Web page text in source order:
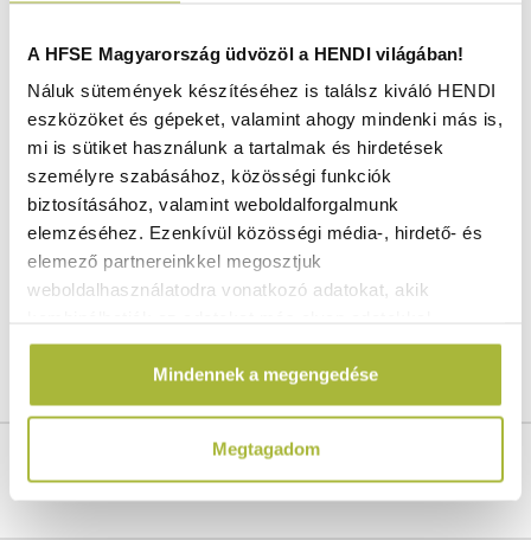
A HFSE Magyarország üdvözöl a HENDI világában!
Náluk sütemények készítéséhez is találsz kiváló HENDI
eszközöket és gépeket, valamint ahogy mindenki más is,
mi is sütiket használunk a tartalmak és hirdetések
személyre szabásához, közösségi funkciók
biztosításához, valamint weboldalforgalmunk
elemzéséhez. Ezenkívül közösségi média-, hirdető- és
elemező partnereinkkel megosztjuk
weboldalhasználatodra vonatkozó adatokat, akik
amelyeket Te adtál meg számukra vagy az általad
használt más szolgáltatásokból gyűjtöttek.
Mindennek a megengedése
Megtagadom
segítségre van szükséged kérjük keress minket
elérhetőségeinken, ahol szívesen állunk
rendelkezésedre! HENDI alkatrészeket
rendelésre szolgálunk ki, jellemzően 5-8
munkanap szállítási idővel. Felhívjuk figyelmedet,
hogy HENDI alkatrészeket nem veszünk vissza,
nem cserélünk és nem tesszük levásárolhatóvá
ellenértéküket, így ha bizonytalan vagy
mindenképpen egyeztess rendelés előtt szerviz
271414
Gyártó:HENDI